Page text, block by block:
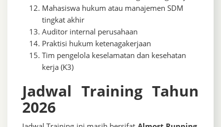
Mahasiswa hukum atau manajemen SDM
tingkat akhir
Auditor internal perusahaan
Praktisi hukum ketenagakerjaan
Tim pengelola keselamatan dan kesehatan
kerja (K3)
Jadwal Training Tahun
2026